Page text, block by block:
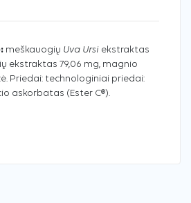
meškauogių Uva Ursi ekstraktas
ekstraktas 79,06 mg, magnio
Priedai: technologiniai priedai:
askorbatas (Ester C®).